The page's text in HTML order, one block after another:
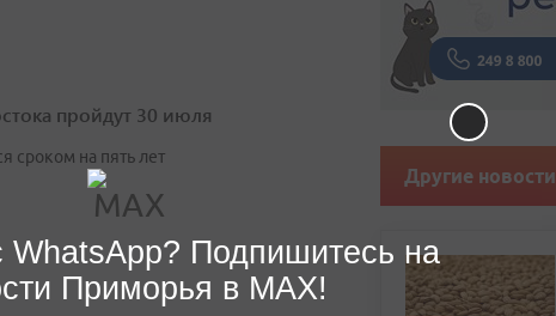
пройдут 30 июля
сроком на пять лет
Другие новости
Подпишитесь на
Приморья в MAX!